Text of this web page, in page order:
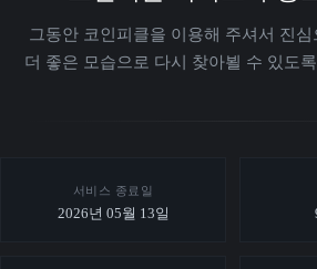
그동안 코인피클을 이용해 주셔서 진
더 좋은 모습으로 다시 찾아뵐 수 있도
서비스 종료일
2026년 05월 13일